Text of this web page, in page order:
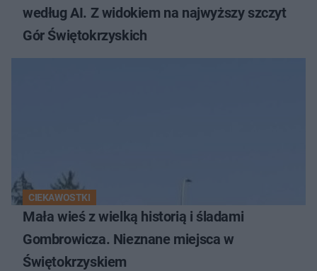
według AI. Z widokiem na najwyższy szczyt
Gór Świętokrzyskich
CIEKAWOSTKI
Mała wieś z wielką historią i śladami
Gombrowicza. Nieznane miejsca w
Świętokrzyskiem